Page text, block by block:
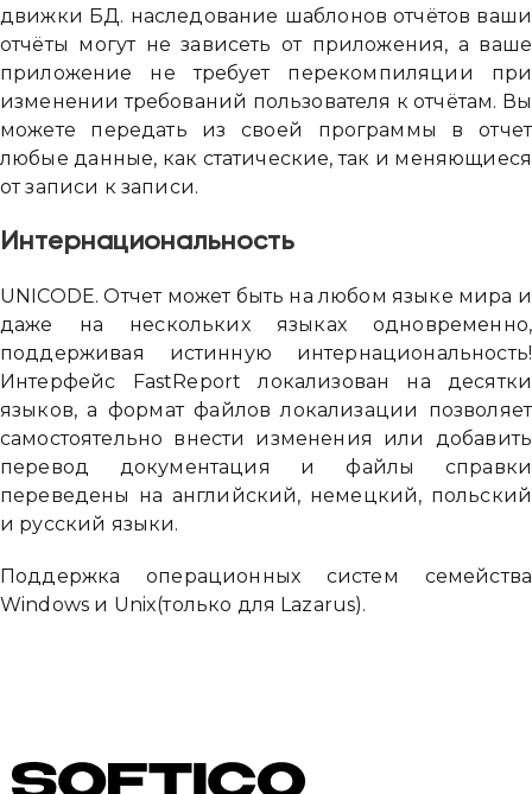
движки БД. наследование шаблонов отчётов ваши
отчёты могут не зависеть от приложения, а ваше
приложение не требует перекомпиляции при
изменении требований пользователя к отчётам. Вы
можете передать из своей программы в отчет
любые данные, как статические, так и меняющиеся
от записи к записи.
Интернациональность
UNICODE. Отчет может быть на любом языке мира и
даже на нескольких языках одновременно,
поддерживая истинную интернациональность!
Интерфейс FastReport локализован на десятки
языков, а формат файлов локализации позволяет
самостоятельно внести изменения или добавить
перевод документация и файлы справки
переведены на английский, немецкий, польский
и русский языки.
Поддержка операционных систем семейства
Windows и Unix(только для Lazarus).